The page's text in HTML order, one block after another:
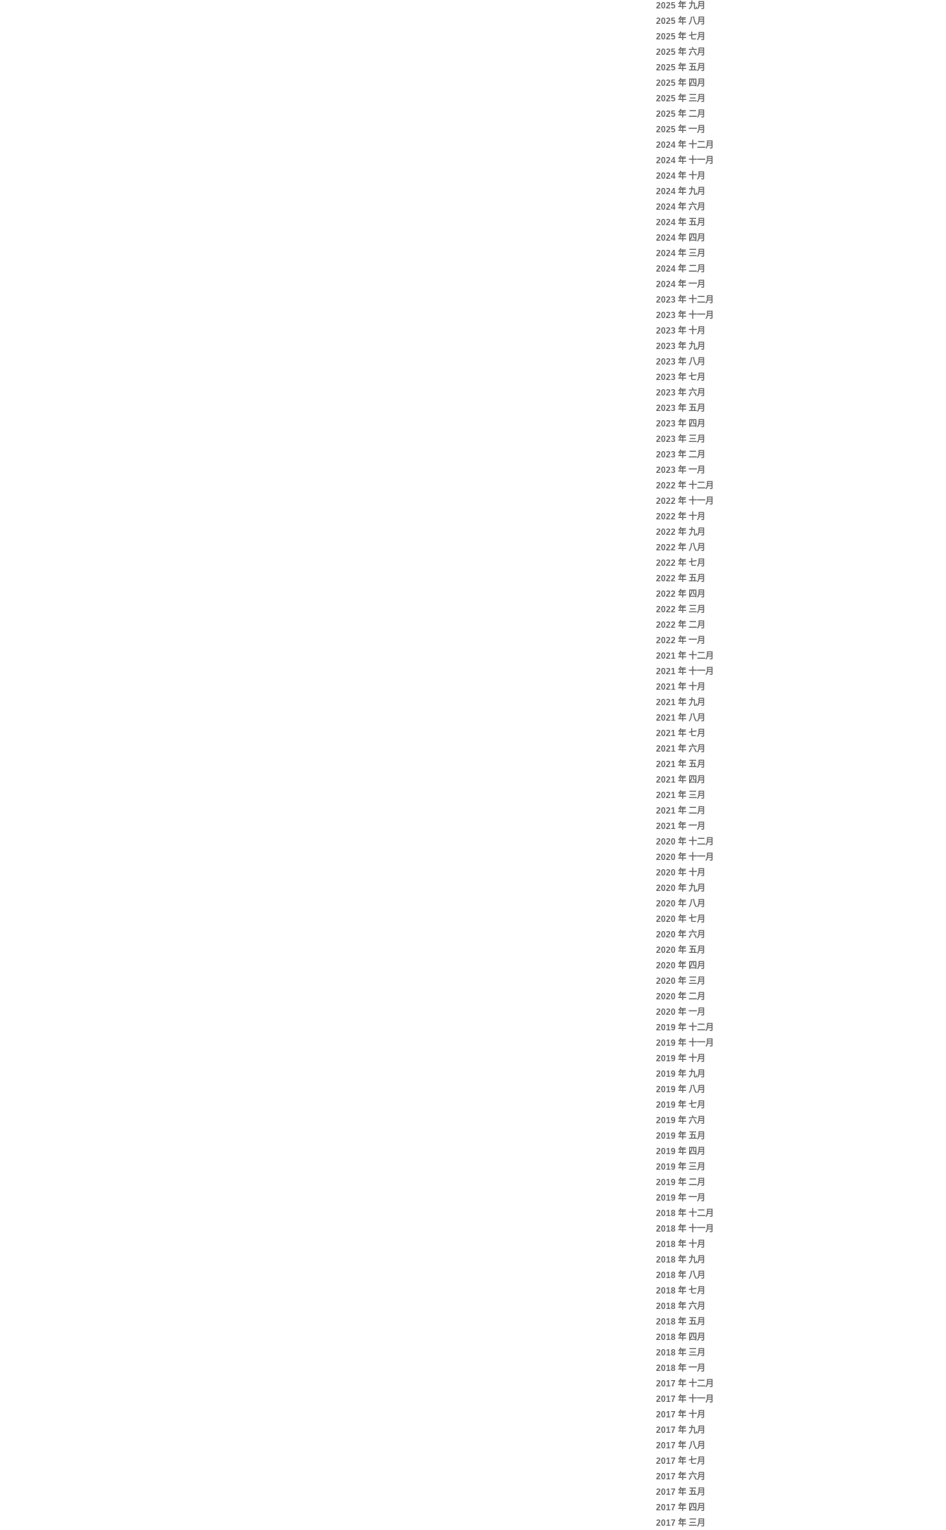
2025 年 九月
2025 年 八月
2025 年 七月
2025 年 六月
2025 年 五月
2025 年 四月
2025 年 三月
2025 年 二月
2025 年 一月
2024 年 十二月
2024 年 十一月
2024 年 十月
2024 年 九月
2024 年 六月
2024 年 五月
2024 年 四月
2024 年 三月
2024 年 二月
2024 年 一月
2023 年 十二月
2023 年 十一月
2023 年 十月
2023 年 九月
2023 年 八月
2023 年 七月
2023 年 六月
2023 年 五月
2023 年 四月
2023 年 三月
2023 年 二月
2023 年 一月
2022 年 十二月
2022 年 十一月
2022 年 十月
2022 年 九月
2022 年 八月
2022 年 七月
2022 年 五月
2022 年 四月
2022 年 三月
2022 年 二月
2022 年 一月
2021 年 十二月
2021 年 十一月
2021 年 十月
2021 年 九月
2021 年 八月
2021 年 七月
2021 年 六月
2021 年 五月
2021 年 四月
2021 年 三月
2021 年 二月
2021 年 一月
2020 年 十二月
2020 年 十一月
2020 年 十月
2020 年 九月
2020 年 八月
2020 年 七月
2020 年 六月
2020 年 五月
2020 年 四月
2020 年 三月
2020 年 二月
2020 年 一月
2019 年 十二月
2019 年 十一月
2019 年 十月
2019 年 九月
2019 年 八月
2019 年 七月
2019 年 六月
2019 年 五月
2019 年 四月
2019 年 三月
2019 年 二月
2019 年 一月
2018 年 十二月
2018 年 十一月
2018 年 十月
2018 年 九月
2018 年 八月
2018 年 七月
2018 年 六月
2018 年 五月
2018 年 四月
2018 年 三月
2018 年 一月
2017 年 十二月
2017 年 十一月
2017 年 十月
2017 年 九月
2017 年 八月
2017 年 七月
2017 年 六月
2017 年 五月
2017 年 四月
2017 年 三月